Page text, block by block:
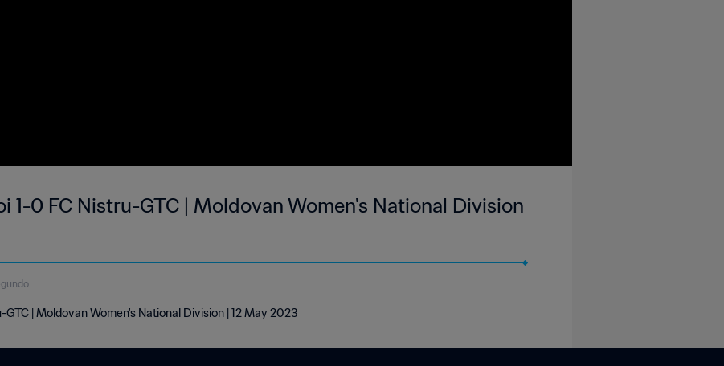
1-0 FC Nistru-GTC | Moldovan Women's National Division
| Moldovan Women's National Division | 12 May 2023